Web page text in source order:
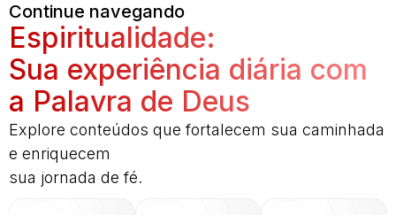
Continue navegando
Espiritualidade:
Sua experiência diária com
a Palavra de Deus
Explore conteúdos que fortalecem sua caminhada
e enriquecem
sua jornada de fé.